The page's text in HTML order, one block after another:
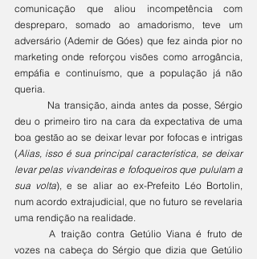
comunicação que aliou incompetência com
despreparo, somado ao amadorismo, teve um
adversário (Ademir de Góes) que fez ainda pior no
marketing onde reforçou visões como arrogância,
empáfia e continuísmo, que a população já não
queria.
deu o primeiro tiro na cara da expectativa de uma
boa gestão ao se deixar levar por fofocas e intrigas
(Alias, isso é sua principal característica, se deixar
levar pelas vivandeiras e fofoqueiros que pululam a
sua volta), e se aliar ao ex-Prefeito Léo Bortolin,
num acordo extrajudicial, que no futuro se revelaria
uma rendição na realidade.
	A traição contra Getúlio Viana é fruto de
vozes na cabeça do Sérgio que dizia que Getúlio